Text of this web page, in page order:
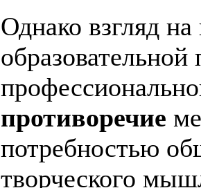
Однако взгляд
противоречие
потребностью
творческого